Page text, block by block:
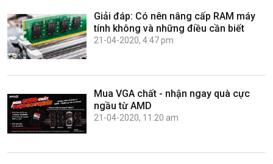
Giải đáp: Có nên nâng cấp RAM máy
tính không và những điều cần biết
21-04-2020, 4:47 pm
Mua VGA chất - nhận ngay quà cực
ngầu từ AMD
21-04-2020, 11:20 am